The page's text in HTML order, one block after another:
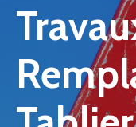
Faire
Infos
Actus